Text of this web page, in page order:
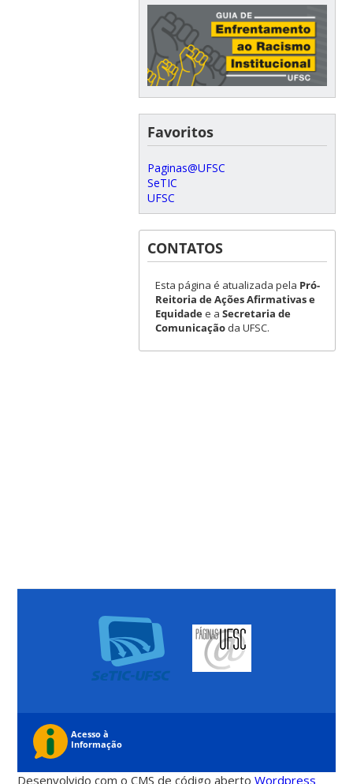
Favoritos
Paginas@UFSC
SeTIC
UFSC
CONTATOS
Esta página é atualizada pela Pró-
Reitoria de Ações Afirmativas e
Equidadee a Secretaria de
Comunicaçãoda UFSC.
Desenvolvido com o CMS de código abertoWordpress